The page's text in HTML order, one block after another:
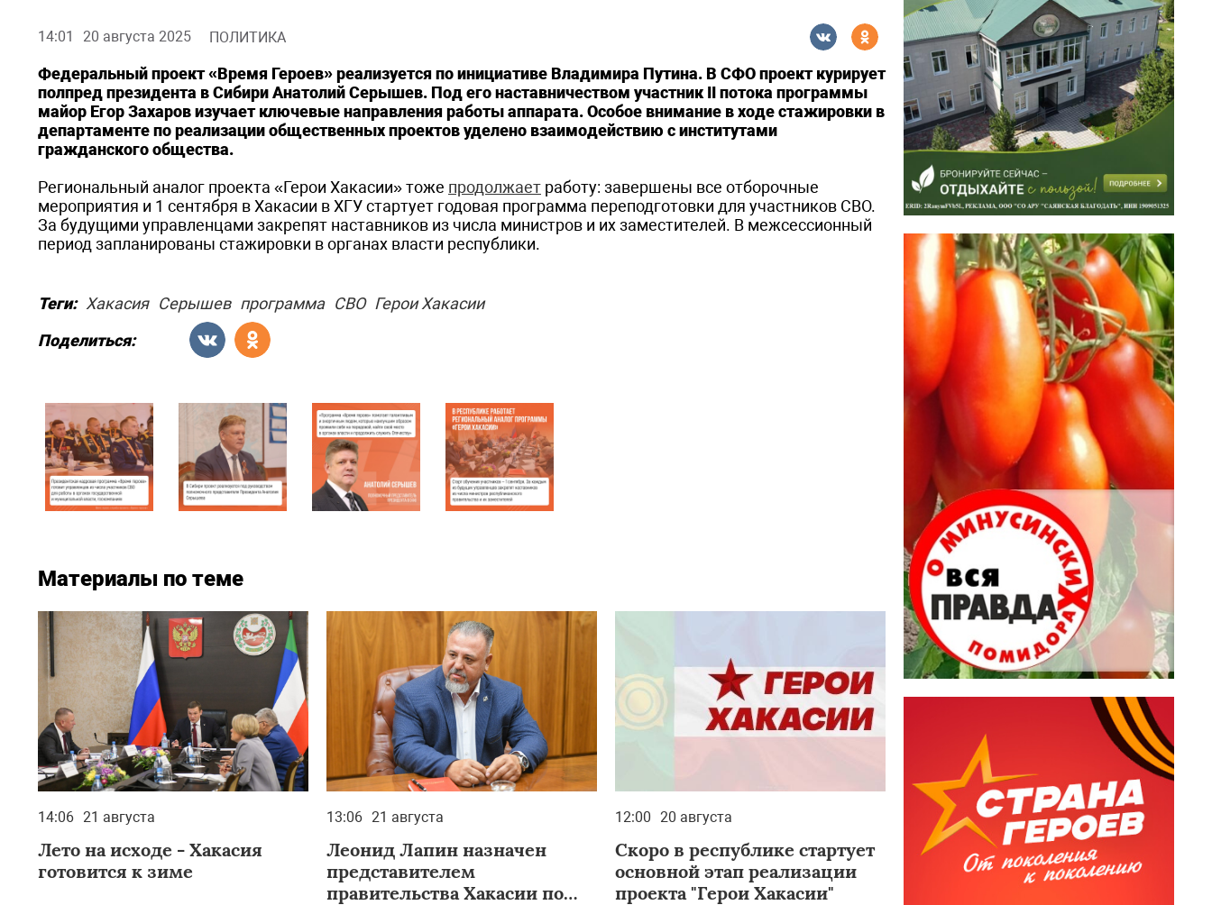
14:01 20 августа 2025 ПОЛИТИКА
Федеральный проект «Время Героев» реализуется по инициативе Владимира Путина. В СФО проект курирует
полпред президента в Сибири Анатолий Серышев. Под его наставничеством участник II потока программы
майор Егор Захаров изучает ключевые направления работы аппарата. Особое внимание в ходе стажировки в
департаменте по реализации общественных проектов уделено взаимодействию с институтами
гражданского общества.
Региональный аналог проекта «Герои Хакасии» тоже продолжает работу: завершены все отборочные
мероприятия и 1 сентября в Хакасии в ХГУ стартует годовая программа переподготовки для участников СВО.
За будущими управленцами закрепят наставников из числа министров и их заместителей. В межсессионный
период запланированы стажировки в органах власти республики.
Теги: Хакасия Серышев программа СВО Герои Хакасии
Поделиться:
Материалы по теме
14:06 21 августа
Лето на исходе - Хакасия
готовится к зиме
13:06 21 августа
Леонид Лапин назначен
представителем
правительства Хакасии по
12:00 20 августа
Скоро в республике стартует
основной этап реализации
проекта "Герои Хакасии"